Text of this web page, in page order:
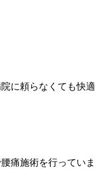
に頼らなくても快適
痛施術を行っていま